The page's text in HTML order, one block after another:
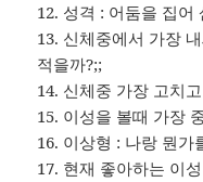
12. 성격 : 어둠을 집어
13. 신체중에서 가장
적을까?;;
14. 신체중 가장 고치
15. 이성을 볼때 가장
16. 이상형 : 나랑 뭔가
17. 현재 좋아하는 이